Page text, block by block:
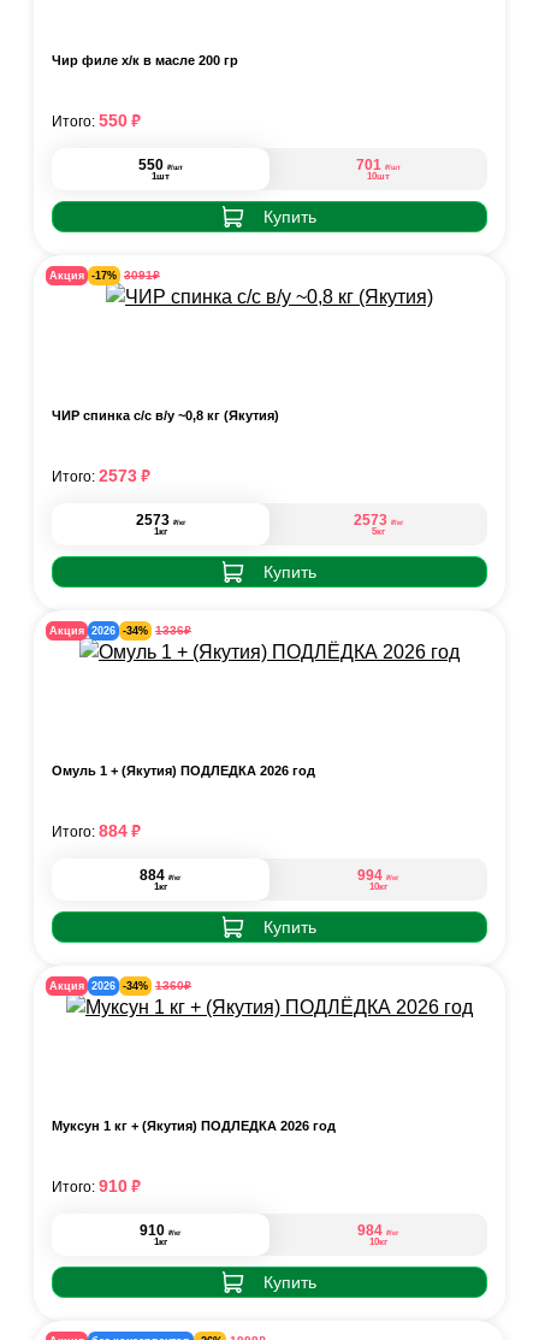
Чир филе х/к в масле 200 гр
550 ₽/шт
1шт
701 ₽/шт
10шт
Купить
Итого: 550₽
Акция -17% 3091₽
ЧИР спинка с/с в/у ~0,8 кг (Якутия)
2573 ₽/кг
1кг
2573 ₽/кг
5кг
Купить
Итого: 2573₽
Акция 2026 -34% 1336₽
Омуль 1 + (Якутия) ПОДЛЁДКА 2026 год
884 ₽/кг
1кг
994 ₽/кг
10кг
Купить
Итого: 884₽
Акция 2026 -34% 1360₽
Муксун 1 кг + (Якутия) ПОДЛЁДКА 2026 год
910 ₽/кг
1кг
984 ₽/кг
10кг
Купить
Итого: 910₽